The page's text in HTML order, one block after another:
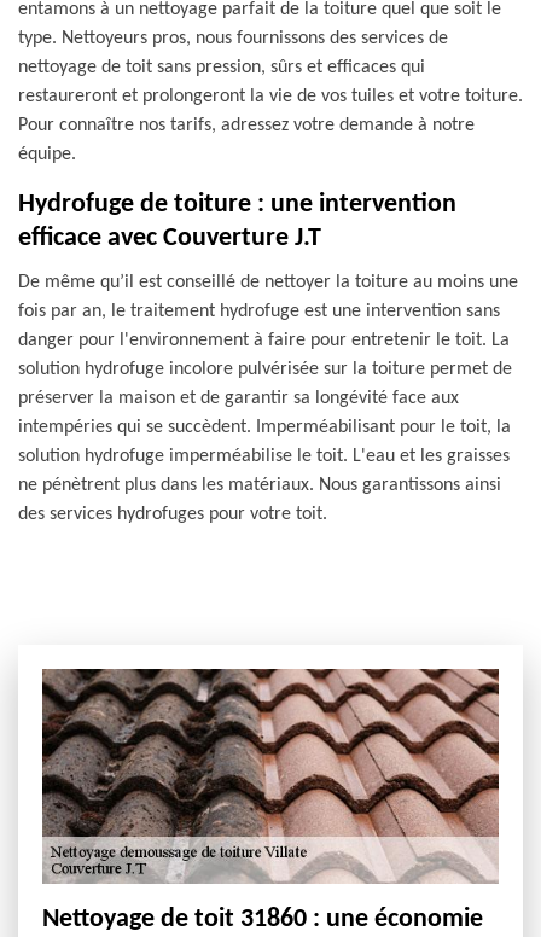
entamons à un nettoyage parfait de la toiture quel que soit le
type. Nettoyeurs pros, nous fournissons des services de
nettoyage de toit sans pression, sûrs et efficaces qui
restaureront et prolongeront la vie de vos tuiles et votre toiture.
Pour connaître nos tarifs, adressez votre demande à notre
équipe.
Hydrofuge de toiture : une intervention
efficace avec Couverture J.T
De même qu’il est conseillé de nettoyer la toiture au moins une
fois par an, le traitement hydrofuge est une intervention sans
danger pour l'environnement à faire pour entretenir le toit. La
solution hydrofuge incolore pulvérisée sur la toiture permet de
préserver la maison et de garantir sa longévité face aux
intempéries qui se succèdent. Imperméabilisant pour le toit, la
solution hydrofuge imperméabilise le toit. L'eau et les graisses
ne pénètrent plus dans les matériaux. Nous garantissons ainsi
des services hydrofuges pour votre toit.
Nettoyage de toit 31860 : une économie